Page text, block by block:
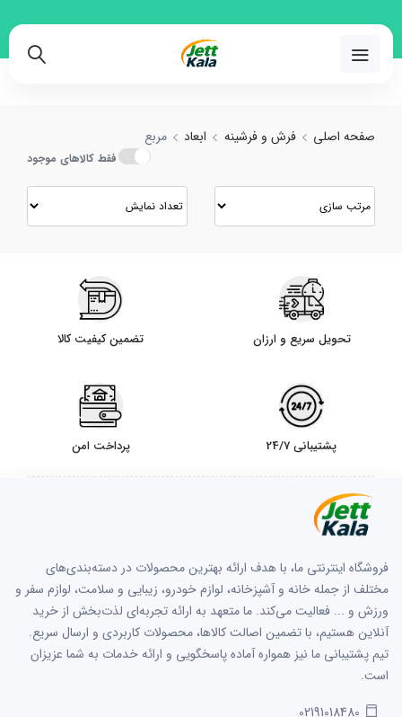
صفحه اصلی فرش و فرشینه ابعاد مربع
فقط کالاهای موجود
تحویل سریع و ارزان تضمین کیفیت کالا
پشتیبانی 24/7 پرداخت امن
فروشگاه اینترنتی ما، با هدف ارائه بهترین محصولات در دسته‌بندی‌های
مختلف از جمله خانه و آشپزخانه، لوازم خودرو، زیبایی و سلامت، لوازم سفر و
ورزش و ... فعالیت می‌کند. ما متعهد به ارائه تجربه‌ای لذت‌بخش از خرید
آنلاین هستیم، با تضمین اصالت کالاها، محصولات کاربردی و ارسال سریع.
تیم پشتیبانی ما نیز همواره آماده پاسخگویی و ارائه خدمات به شما عزیزان
است.
02191018480